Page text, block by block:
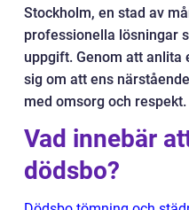
Stockholm, en stad av
professionella lösningar
uppgift. Genom att anlita
sig om att ens
med omsorg och respekt.
Vad innebär
dödsbo?